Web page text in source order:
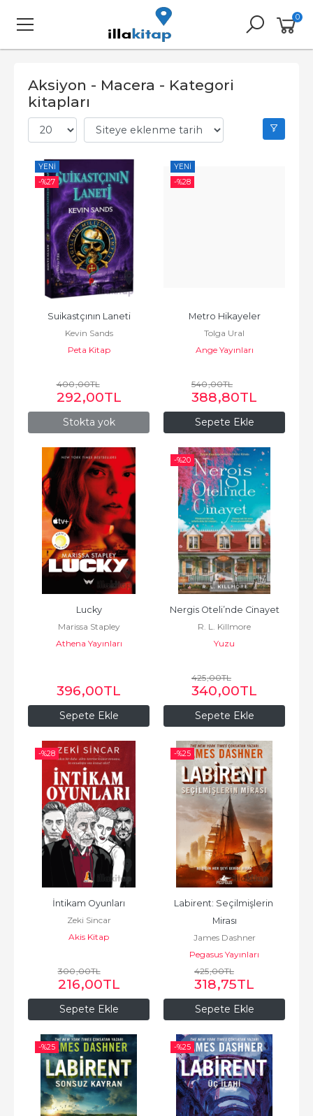
0
Aksiyon - Macera - Kategori
kitapları
YENI
-%27
Stokta yok
Suikastçının Laneti
Kevin Sands
Peta Kitap
400,00TL
292,00TL
YENI
-%28
Sepete Ekle
Metro Hikayeler
Tolga Ural
Ange Yayınları
540,00TL
388,80TL
Sepete Ekle
Lucky
Marissa Stapley
Athena Yayınları
396,00TL
-%20
Sepete Ekle
Nergis Oteli’nde Cinayet
R. L. Killmore
Yuzu
425,00TL
340,00TL
-%28
Sepete Ekle
İntikam Oyunları
Zeki Sincar
Akis Kitap
300,00TL
216,00TL
-%25
Sepete Ekle
Labirent: Seçilmişlerin
Mirası
James Dashner
Pegasus Yayınları
425,00TL
318,75TL
-%25 -%25